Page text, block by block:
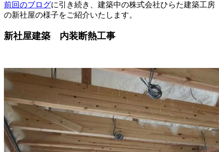
前回のブログに引き続き、建築中の株式会社ひらた建築工房
の新社屋の様子をご紹介いたします。
新社屋建築 内装断熱工事